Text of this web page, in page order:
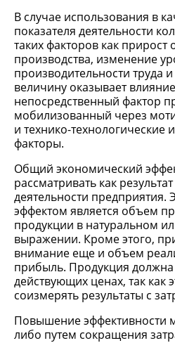
В случае использования в
показателя деятельности
таких факторов как
производства, изменение
производительности труда
величину оказывает
непосредственный фактор
мобилизованный через
и технико-технологические
факторы.
Общий экономический
рассматривать как
деятельности предприятия.
эффектом является объем
продукции в натуральном
выражении. Кроме этого,
внимание еще и объем
прибыль. Продукция
действующих ценах, так как
соизмерять результаты с
Повышение эффективности
либо путем сокращения